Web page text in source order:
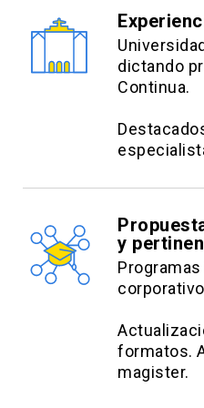
dictando
Continua.
y
formatos.
magister.